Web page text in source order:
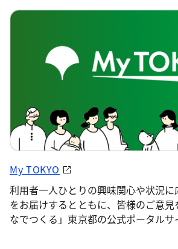
My TOKYO
利用者一人ひとりの興味関心や状況
をお届けするとともに、皆様のご意
なでつくる」東京都の公式ポータルサ